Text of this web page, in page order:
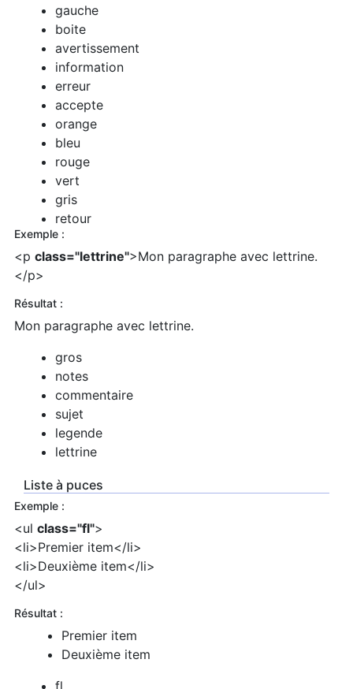
gauche
boite
avertissement
information
erreur
accepte
orange
bleu
rouge
vert
gris
retour
Exemple :
<p class="lettrine">Mon paragraphe avec lettrine.
</p>
Résultat :
Mon paragraphe avec lettrine.
gros
notes
commentaire
sujet
legende
lettrine
Liste à puces
Exemple :
<ul class="fl">
<li>Premier item</li>
<li>Deuxième item</li>
</ul>
Résultat :
Premier item
Deuxième item
fl